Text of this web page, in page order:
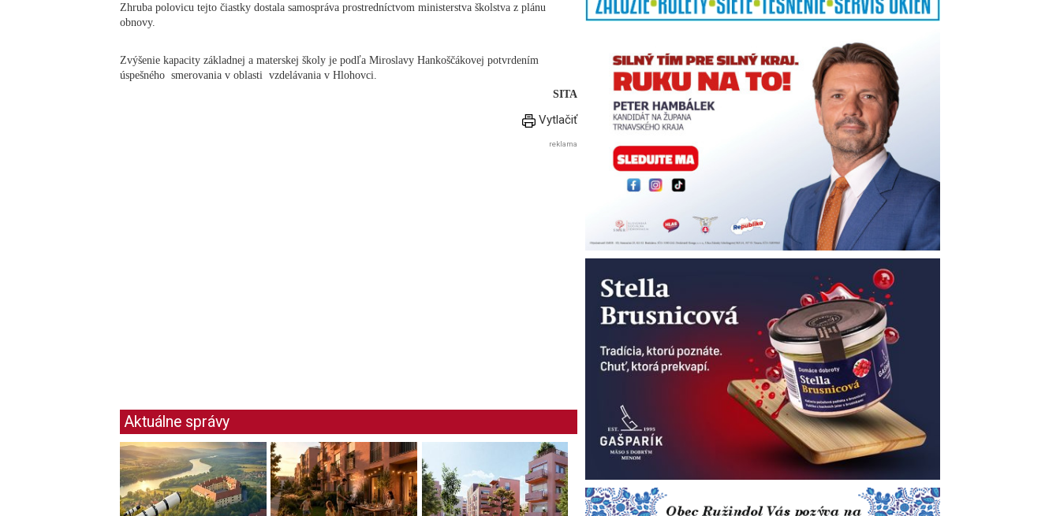
Zhruba polovicu tejto čiastky dostala samospráva prostredníctvom ministerstva školstva z plánu
obnovy.
Zvýšenie kapacity základnej a materskej školy je podľa Miroslavy Hankoščákovej potvrdením
úspešného smerovania v oblasti vzdelávania v Hlohovci.
SITA
Vytlačiť
reklama
Aktuálne správy